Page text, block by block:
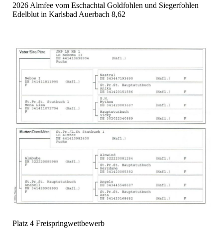
2026 Almfee vom Eschachtal Goldfohlen und Siegerfohlen
Edelblut in Karlsbad Auerbach 8,62
Platz 4 Freispringwettbewerb